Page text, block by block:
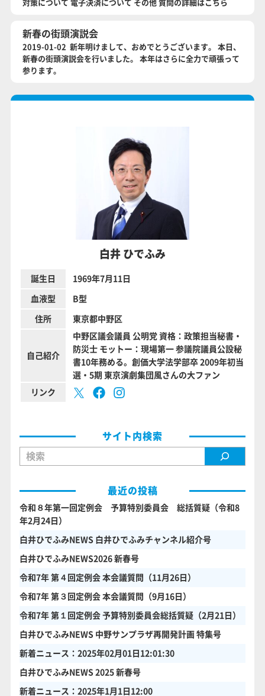
対策について 電子決済について その他 質問の詳細はこちら
新春の街頭演説会
2019-01-02 新年明けまして、おめでとうございます。 本日、
新春の街頭演説会を行いました。 本年はさらに全力で頑張って
参ります。
白井 ひでふみ
誕生日 1969年7月11日
血液型 B型
住所 東京都中野区
自己紹介
中野区議会議員 公明党 資格：政策担当秘書・
防災士 モットー：現場第一 参議院議員公設秘
書10年務める。創価大学法学部卒 2009年初当
選・5期 東京演劇集団風さんの大ファン
リンク
サイト内検索
検索
最近の投稿
令和８年第一回定例会 予算特別委員会 総括質疑（令和8
年2月24日）
白井ひでふみNEWS 白井ひでふみチャンネル紹介号
白井ひでふみNEWS2026 新春号
令和7年 第４回定例会 本会議質問（11月26日）
令和7年 第３回定例会 本会議質問（9月16日）
令和7年 第１回定例会 予算特別委員会総括質疑（2月21日）
白井ひでふみNEWS 中野サンプラザ再開発計画 特集号
新着ニュース：2025年02月01日12:01:30
白井ひでふみNEWS 2025 新春号
新着ニュース：2025年1月1日12:00